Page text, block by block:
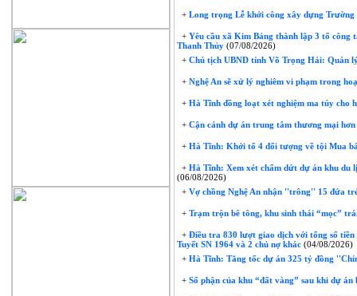
+ Long trọng Lễ khởi công xây dựng
+ Yêu cầu xã Kim Bảng thành lập 3 tổ công
Thanh Thủy (07/08/2026)
+ Chủ tịch UBND tỉnh Võ Trọng Hải: Quản
+ Nghệ An sẽ xử lý nghiêm vi phạm trong
+ Hà Tĩnh đồng loạt xét nghiệm ma túy cho
+ Cận cảnh dự án trung tâm thương mại
+ Hà Tĩnh: Khởi tố 4 đối tượng về tội Mua
+ Hà Tĩnh: Xem xét chấm dứt dự án khu du
(06/08/2026)
+ Vợ chồng Nghệ An nhận ''trông'' 15 đứa
+ Trạm trộn bê tông, khu sinh thái “mọc”
+ Điều tra 830 lượt giao dịch với tổng số
Tuyết SN 1964 và 2 chủ nợ khác (04/08/2026)
+ Hà Tĩnh: Tăng tốc dự án 325 tỷ đồng
+ Số phận của khu “đất vàng” sau khi dự